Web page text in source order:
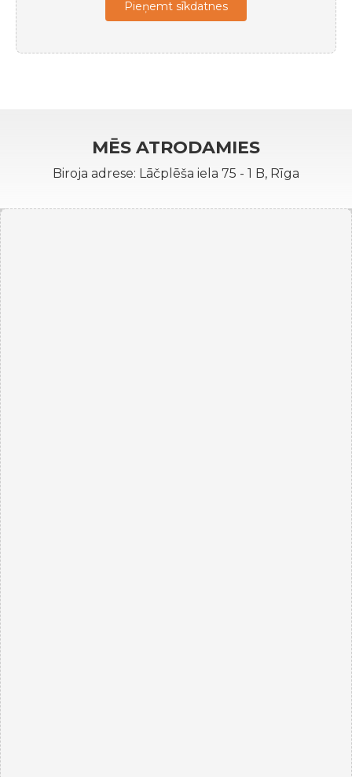
Pieņemt sīkdatnes
MĒS ATRODAMIES
Biroja adrese: Lāčplēša iela 75 - 1 B, Rīga